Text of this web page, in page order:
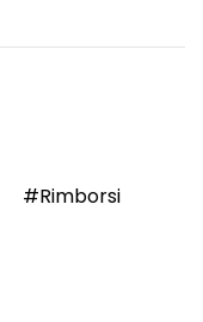
Rimborsi